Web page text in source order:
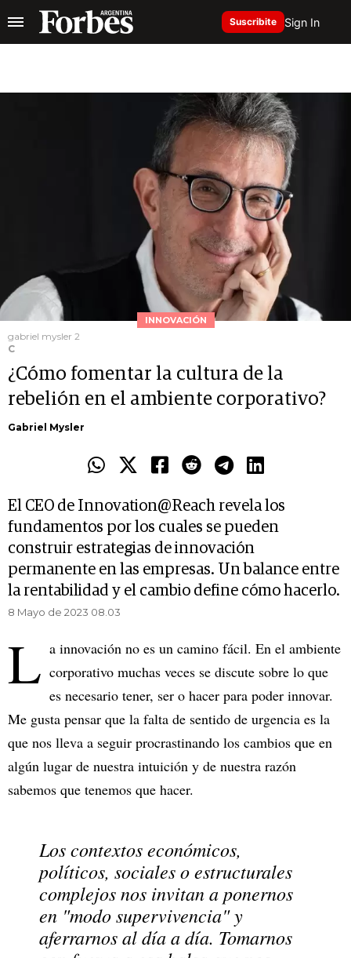
Suscribite Sign In
INNOVACIÓN
gabriel mysler 2
C
¿Cómo fomentar la cultura de la
rebelión en el ambiente corporativo?
Gabriel Mysler
El CEO de Innovation@Reach revela los
fundamentos por los cuales se pueden
construir estrategias de innovación
permanente en las empresas. Un balance entre
la rentabilidad y el cambio define cómo hacerlo.
8 Mayo de 2023 08.03
L a innovación no es un camino fácil. En el ambiente
corporativo muchas veces se discute sobre lo que
es necesario tener, ser o hacer para poder innovar.
Me gusta pensar que la falta de sentido de urgencia es la
que nos lleva a seguir procrastinando los cambios que en
algún lugar de nuestra intuición y de nuestra razón
sabemos que tenemos que hacer.
Los contextos económicos,
políticos, sociales o estructurales
complejos nos invitan a ponernos
en "modo supervivencia" y
aferrarnos al día a día. Tomarnos